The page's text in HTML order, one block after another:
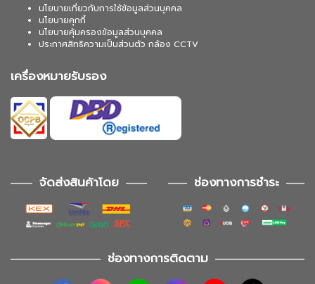
นโยบายเกี่ยวกับการใช้ข้อมูลส่วนบุคคล
นโยบายคุกกี้
นโยบายคุ้มครองข้อมูลส่วนบุคคล
ประกาศสิทธิความเป็นส่วนตัว กล้อง CCTV
เครื่องหมายรับรอง
จัดส่งสินค้าโดย ช่องทางการชำระ
ช่องทางการติดตาม